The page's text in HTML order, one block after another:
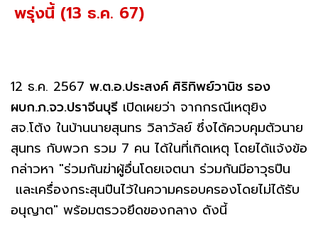
พรุ่งนี้ (13 ธ.ค. 67)
12 ธ.ค. 2567 พ.ต.อ.ประสงค์ ศิริทิพย์วานิช รอง
ผบก.ภ.จว.ปราจีนบุรี เปิดเผยว่า จากกรณีเหตุยิง
สจ.โต้ง ในบ้านนายสุนทร วิลาวัลย์ ซึ่งได้ควบคุมตัวนาย
สุนทร กับพวก รวม 7 คน ได้ในที่เกิดเหตุ โดยได้แจ้งข้อ
กล่าวหา "ร่วมกันฆ่าผู้อื่นโดยเจตนา ร่วมกันมีอาวุธปืน
และเครื่องกระสุนปืนไว้ในความครอบครองโดยไม่ได้รับ
อนุญาต" พร้อมตรวจยึดของกลาง ดังนี้